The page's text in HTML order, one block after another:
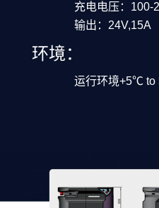
充电电压：100-
输出：24V,15A
环境：
运行环境+5℃ to